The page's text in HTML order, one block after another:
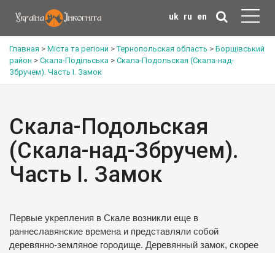
uk ru en
Главная > Міста та регіони >Тернопольская область > Борщівський
район > Скала-Подільська > Скала-Подольская (Скала-над-
Збручем). Часть І. Замок
Скала-Подольская
(Скала-над-Збручем).
Часть І. Замок
Первые укрепления в Скале возникли еще в
раннеславянские времена и представляли собой
деревянно-земляное городище. Деревянный замок, скорее